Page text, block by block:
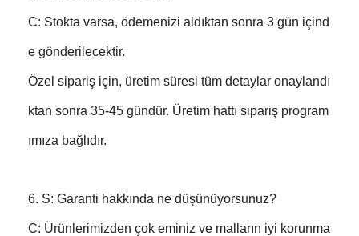
C: Stokta varsa, ödemenizi aldıktan sonra 3 gün içind
e gönderilecektir.
Özel sipariş için, üretim süresi tüm detaylar onaylandı
ktan sonra 35-45 gündür. Üretim hattı sipariş program
ımıza bağlıdır.
6. S: Garanti hakkında ne düşünüyorsunuz?
C: Ürünlerimizden çok eminiz ve malların iyi korunma